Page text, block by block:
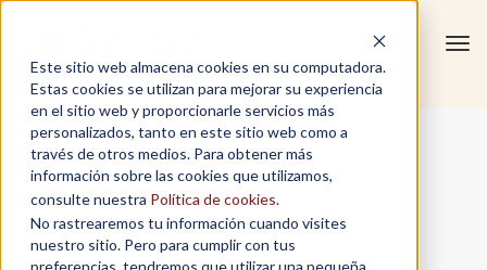
Este sitio web almacena cookies en su computadora.
Estas cookies se utilizan para mejorar su experiencia
en el sitio web y proporcionarle servicios más
personalizados, tanto en este sitio web como a
través de otros medios. Para obtener más
información sobre las cookies que utilizamos,
consulte nuestra Política de cookies.
No rastrearemos tu información cuando visites
nuestro sitio. Pero para cumplir con tus
preferencias, tendremos que utilizar una pequeña
IAP Talks
Home / IAP Talks